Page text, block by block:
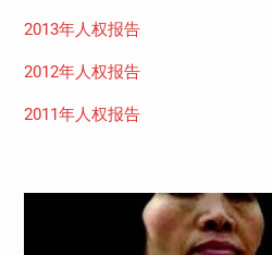
2013年人权报告
2012年人权报告
2011年人权报告